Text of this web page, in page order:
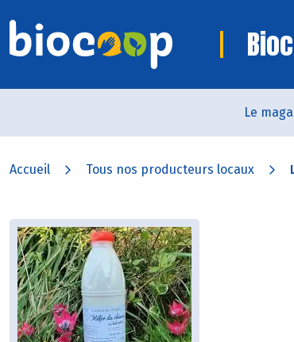
Le
Accueil Tous nos producteurs locaux